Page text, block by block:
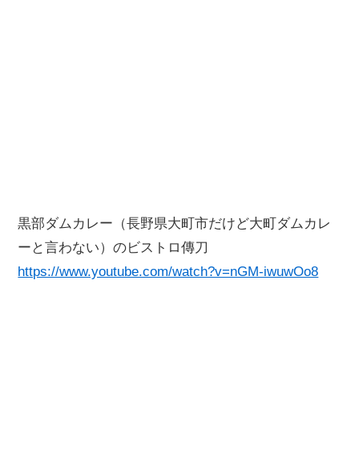
黒部ダムカレー（長野県大町市だけど大町ダムカレ
ーと言わない）のビストロ傳刀
https://www.youtube.com/watch?v=nGM-iwuwOo8